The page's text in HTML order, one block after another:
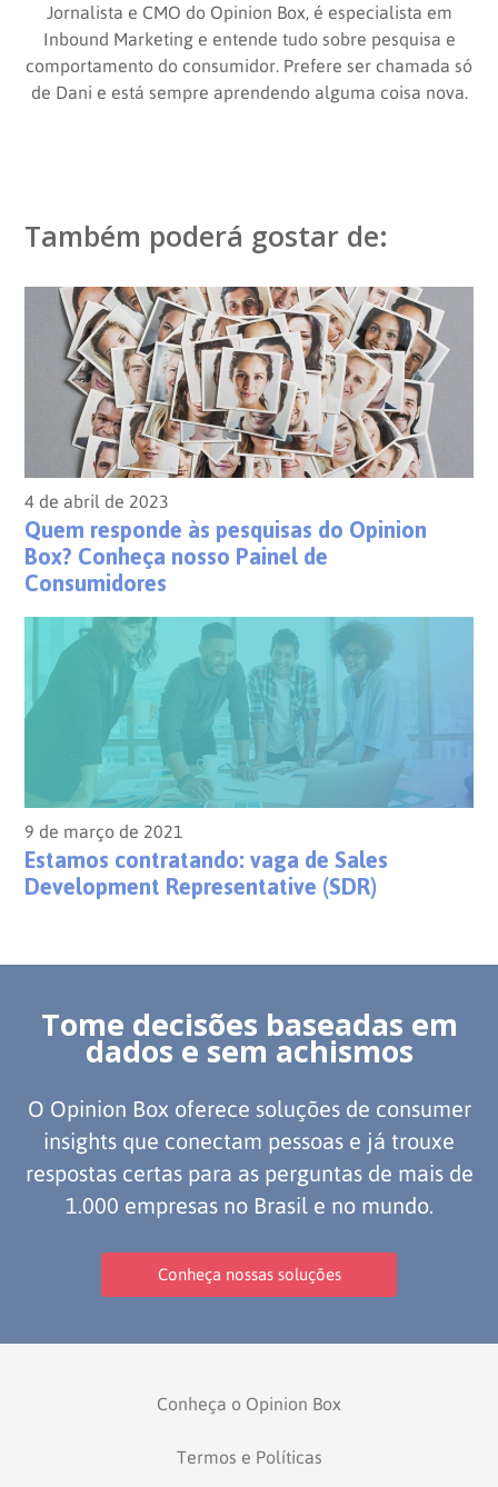
Jornalista e CMO do Opinion Box, é especialista em
Inbound Marketing e entende tudo sobre pesquisa e
comportamento do consumidor. Prefere ser chamada só
de Dani e está sempre aprendendo alguma coisa nova.
Também poderá gostar de:
4 de abril de 2023
Quem responde às pesquisas do Opinion
Box? Conheça nosso Painel de
Consumidores
9 de março de 2021
Estamos contratando: vaga de Sales
Development Representative (SDR)
Tome decisões baseadas em
dados e sem achismos
O Opinion Box oferece soluções de consumer
insights que conectam pessoas e já trouxe
respostas certas para as perguntas de mais de
1.000 empresas no Brasil e no mundo.
Conheça nossas soluções
Conheça o Opinion Box
Termos e Políticas